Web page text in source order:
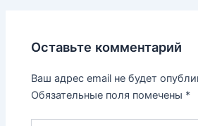
Оставьте комментарий
Ваш адрес email не будет
Обязательные поля помечены *